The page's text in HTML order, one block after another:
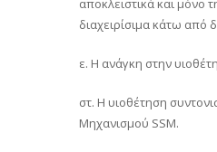
αποκλειστικά και μόνο
διαχειρίσιμα κάτω από
ε. Η ανάγκη στην
στ. Η υιοθέτηση
Μηχανισμού SSM.